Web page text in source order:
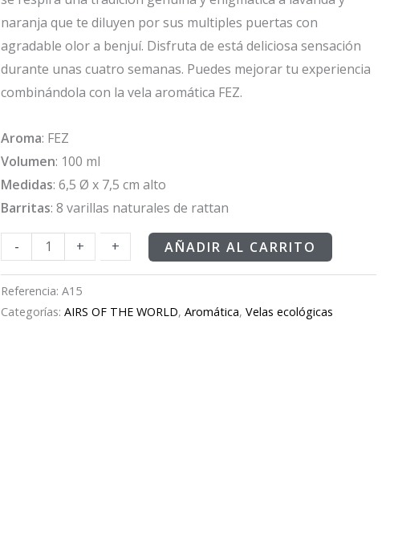
naranja que te diluyen por sus multiples puertas con
agradable olor a benjuí. Disfruta de está deliciosa sensación
durante unas cuatro semanas. Puedes mejorar tu experiencia
combinándola con la vela aromática FEZ.
Aroma: FEZ
Volumen: 100 ml
Medidas: 6,5 Ø x 7,5 cm alto
Barritas: 8 varillas naturales de rattan
-- + + AÑADIR AL CARRITO
Referencia: A15
Categorías: AIRS OF THE WORLD, Aromática, Velas ecológicas